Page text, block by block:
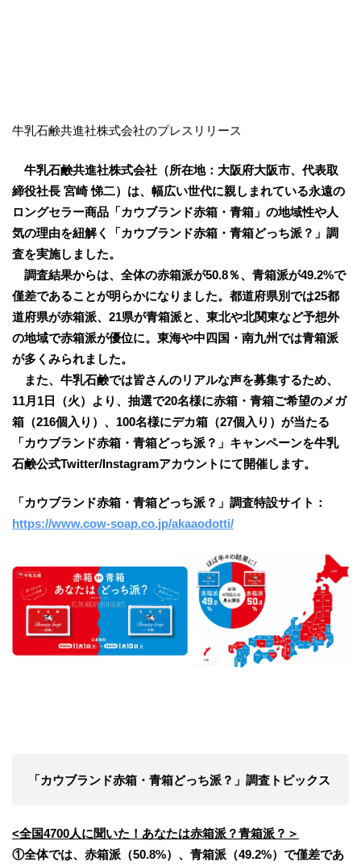
牛乳石鹸共進社株式会社のプレスリリース
牛乳石鹸共進社株式会社（所在地：大阪府大阪市、代表取
締役社長 宮崎 悌二）は、幅広い世代に親しまれている永遠の
ロングセラー商品「カウブランド赤箱・青箱」の地域性や人
気の理由を紐解く「カウブランド赤箱・青箱どっち派？」調
査を実施しました。
調査結果からは、全体の赤箱派が50.8％、青箱派が49.2%で
僅差であることが明らかになりました。都道府県別では25都
道府県が赤箱派、21県が青箱派と、東北や北関東など予想外
の地域で赤箱派が優位に。東海や中四国・南九州では青箱派
が多くみられました。
また、牛乳石鹸では皆さんのリアルな声を募集するため、
11月1日（火）より、抽選で20名様に赤箱・青箱ご希望のメガ
箱（216個入り）、100名様にデカ箱（27個入り）が当たる
「カウブランド赤箱・青箱どっち派？」キャンペーンを牛乳
石鹸公式Twitter/Instagramアカウントにて開催します。
「カウブランド赤箱・青箱どっち派？」調査特設サイト：
https://www.cow-soap.co.jp/akaaodotti/
「カウブランド赤箱・青箱どっち派？」調査トピックス
<全国4700人に聞いた！あなたは赤箱派？青箱派？＞
①全体では、赤箱派（50.8%）、青箱派（49.2%）で僅差であ